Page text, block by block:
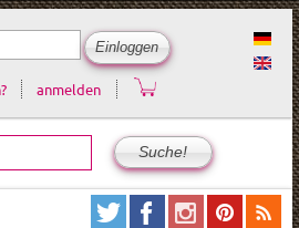
anmelden